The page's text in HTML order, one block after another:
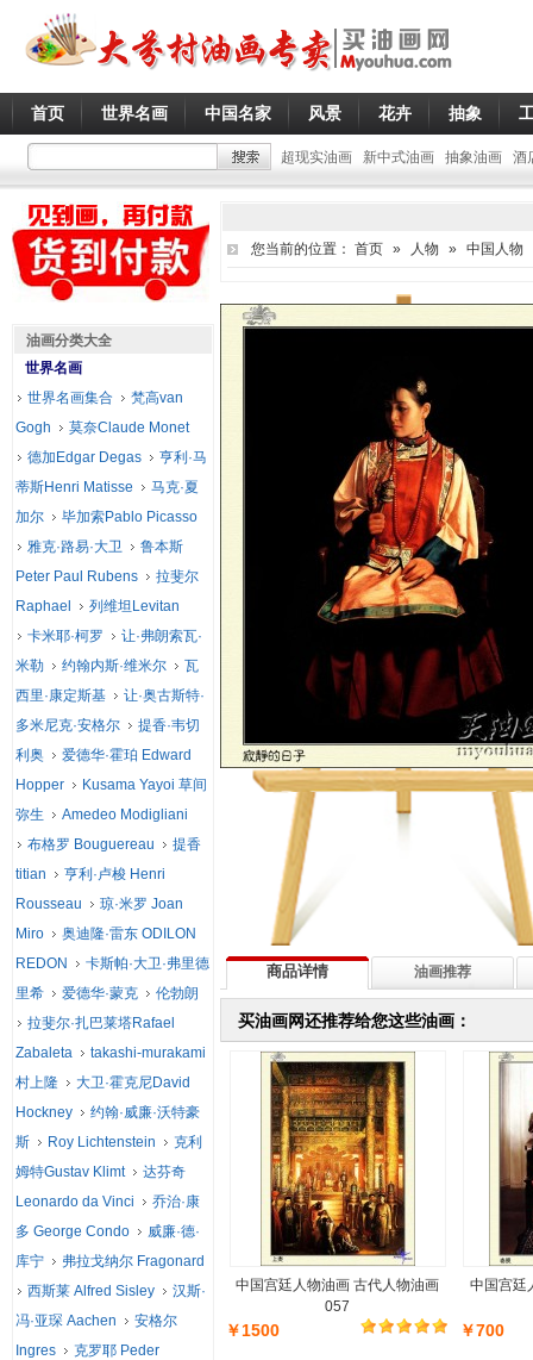
首页 世界名画 中国名家 风景 花卉 抽象
超现实油画 新中式油画 抽象油画 酒
您当前的位置： 首页 » 人物 » 中国人物
商品详情 油画推荐
买油画网还推荐给您这些油画：
中国宫廷人物油画 古代人物油画
057
￥1500
中国宫廷
￥700
油画分类大全
世界名画
世界名画集合
梵高van
Gogh
莫奈Claude Monet
德加Edgar Degas
亨利·马
蒂斯Henri Matisse
马克·夏
加尔
毕加索Pablo Picasso
雅克·路易·大卫
鲁本斯
Peter Paul Rubens
拉斐尔
Raphael
列维坦Levitan
卡米耶·柯罗
让·弗朗索瓦·
米勒
约翰内斯·维米尔
瓦
西里·康定斯基
让·奥古斯特·
多米尼克·安格尔
提香·韦切
利奥
爱德华·霍珀 Edward
Hopper
Kusama Yayoi 草间
弥生
Amedeo Modigliani
布格罗 Bouguereau
提香
titian
亨利·卢梭 Henri
Rousseau
琼·米罗 Joan
Miro
奥迪隆·雷东 ODILON
REDON
卡斯帕·大卫·弗里德
里希
爱德华·蒙克
伦勃朗
拉斐尔·扎巴莱塔Rafael
Zabaleta
takashi-murakami
村上隆
大卫·霍克尼David
Hockney
约翰·威廉·沃特豪
斯
Roy Lichtenstein
克利
姆特Gustav Klimt
达芬奇
Leonardo da Vinci
乔治·康
多 George Condo
威廉·德·
库宁
弗拉戈纳尔 Fragonard
西斯莱 Alfred Sisley
汉斯·
冯·亚琛 Aachen
安格尔
Ingres
克罗耶 Peder